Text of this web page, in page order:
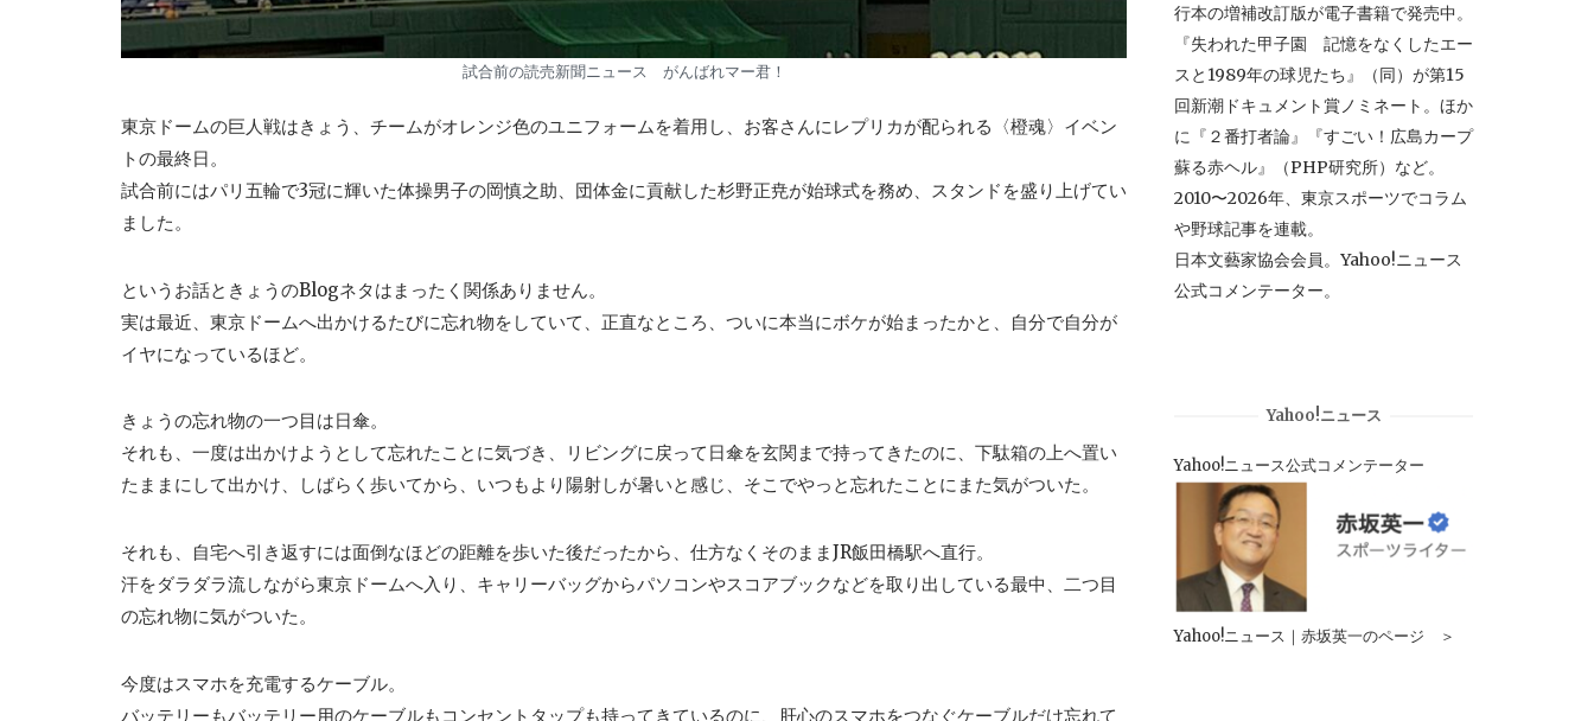
試合前の読売新聞ニュース がんばれマー君！
東京ドームの巨人戦はきょう、チームがオレンジ色のユニフォームを着用し、お客さんにレプリカが配られる〈橙魂〉イベン
トの最終日。
試合前にはパリ五輪で3冠に輝いた体操男子の岡慎之助、団体金に貢献した杉野正尭が始球式を務め、スタンドを盛り上げてい
ました。
というお話ときょうのBlogネタはまったく関係ありません。
実は最近、東京ドームへ出かけるたびに忘れ物をしていて、正直なところ、ついに本当にボケが始まったかと、自分で自分が
イヤになっているほど。
きょうの忘れ物の一つ目は日傘。
それも、一度は出かけようとして忘れたことに気づき、リビングに戻って日傘を玄関まで持ってきたのに、下駄箱の上へ置い
たままにして出かけ、しばらく歩いてから、いつもより陽射しが暑いと感じ、そこでやっと忘れたことにまた気がついた。
それも、自宅へ引き返すには面倒なほどの距離を歩いた後だったから、仕方なくそのままJR飯田橋駅へ直行。
汗をダラダラ流しながら東京ドームへ入り、キャリーバッグからパソコンやスコアブックなどを取り出している最中、二つ目
の忘れ物に気がついた。
今度はスマホを充電するケーブル。
バッテリーもバッテリー用のケーブルもコンセントタップも持ってきているのに、肝心のスマホをつなぐケーブルだけ忘れて
行本の増補改訂版が電子書籍で発売中。
『失われた甲子園 記憶をなくしたエー
スと1989年の球児たち』（同）が第15
回新潮ドキュメント賞ノミネート。ほか
に『２番打者論』『すごい！広島カープ
蘇る赤ヘル』（PHP研究所）など。
2010〜2026年、東京スポーツでコラム
や野球記事を連載。
日本文藝家協会会員。Yahoo!ニュース
公式コメンテーター。
Yahoo!ニュース
Yahoo!ニュース公式コメンテーター
Yahoo!ニュース｜赤坂英一のページ ＞